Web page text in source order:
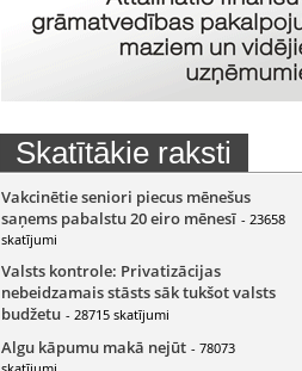
Skatītākie raksti
Vakcinētie seniori piecus mēnešus
saņems pabalstu 20 eiro mēnesī - 23658
skatījumi
Valsts kontrole: Privatizācijas
nebeidzamais stāsts sāk tukšot valsts
budžetu - 28715 skatījumi
Algu kāpumu makā nejūt - 78073